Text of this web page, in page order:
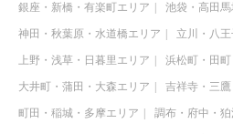
銀座・新橋・有楽町エリア 池袋・高田
神田・秋葉原・水道橋エリア 立川・八
上野・浅草・日暮里エリア 浜松町・田
大井町・蒲田・大森エリア 吉祥寺・三
町田・稲城・多摩エリア 調布・府中・